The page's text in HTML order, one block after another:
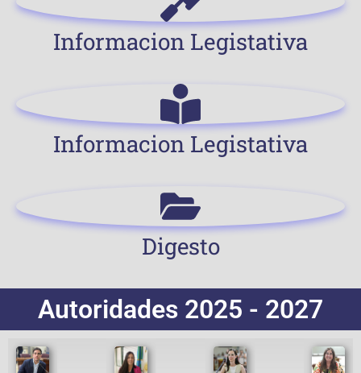
Informacion Legistativa
Informacion Legistativa
Digesto
Autoridades 2025 - 2027